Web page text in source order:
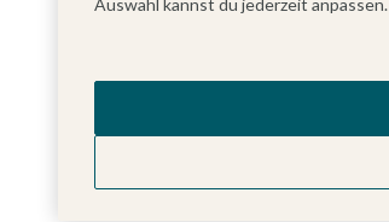
Auswahl kannst du jederzeit anpassen.